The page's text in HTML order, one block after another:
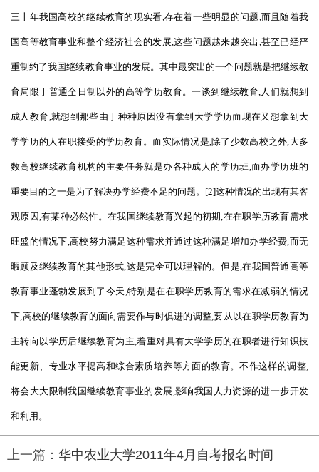
三十年我国高校的继续教育的现实看,存在着一些明显的问题,而且随着我
国高等教育事业和整个经济社会的发展,这些问题越来越突出,甚至已经严
重制约了我国继续教育事业的发展。其中最突出的一个问题就是把继续教
育局限于普通全日制以外的高等学历教育。一谈到继续教育,人们就想到
成人教育,就想到那些由于种种原因没有拿到大学学历而现在又想拿到大
学学历的人在职接受的学历教育。而实际情况是,除了少数高校之外,大多
数高校继续教育机构的主要任务就是办各种成人的学历班,而办学历班的
重要目的之一是为了解决办学经费不足的问题。[2]这种情况的出现有其客
观原因,有某种必然性。在我国继续教育兴起的初期,在在职学历教育需求
旺盛的情况下,高校努力满足这种需求并通过这种满足增加办学经费,而无
暇顾及继续教育的其他形式,这是完全可以理解的。但是,在我国普通高等
教育事业蓬勃发展到了今天,特别是在在职学历教育的需求在减弱的情况
下,高校的继续教育的面向需要作与时俱进的调整,要从以在职学历教育为
主转向以学历后继续教育为主,着重对具有大学学历的在职者进行知识技
能更新、专业水平提高和综合素质培养等方面的教育。不作这样的调整,
将会大大限制我国继续教育事业的发展,影响我国人力资源的进一步开发
和利用。
上一篇： 华中农业大学2011年4月自考报名时间